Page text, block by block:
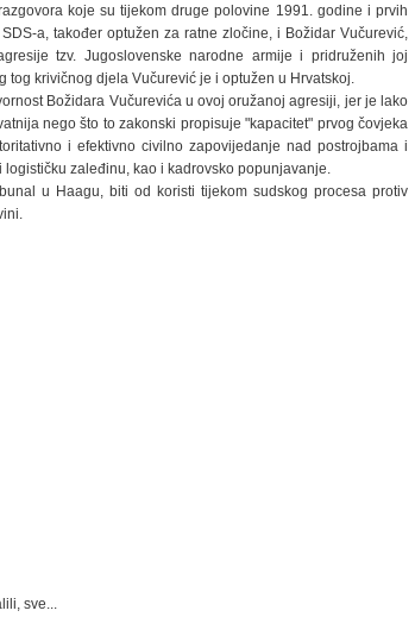
koje su tijekom druge polovine 1991. godine i prvih
a, također optužen za ratne zločine, i Božidar Vučurević,
tzv. Jugoslovenske narodne armije i pridruženih joj
krivičnog djela Vučurević je i optužen u Hrvatskoj.
Božidara Vučurevića u ovoj oružanoj agresiji, jer je lako
nego što to zakonski propisuje "kapacitet" prvog čovjeka
i efektivno civilno zapovijedanje nad postrojbama i
zaleđinu, kao i kadrovsko popunjavanje.
u Haagu, biti od koristi tijekom sudskog procesa protiv
sve...